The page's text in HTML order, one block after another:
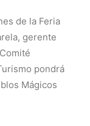
de la Feria
gerente
pondrá
Mágicos